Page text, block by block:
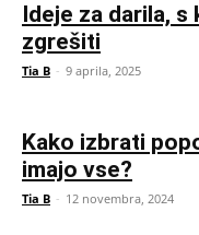
Ideje za darila,
zgrešiti
Tia B - 9 aprila, 2025
Kako izbrati
imajo vse?
Tia B - 12 novembra, 2024